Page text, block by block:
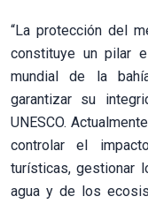
“La protección del
constituye un pilar
mundial de la
garantizar su
UNESCO.
controlar el
turísticas, gestionar
agua y de los